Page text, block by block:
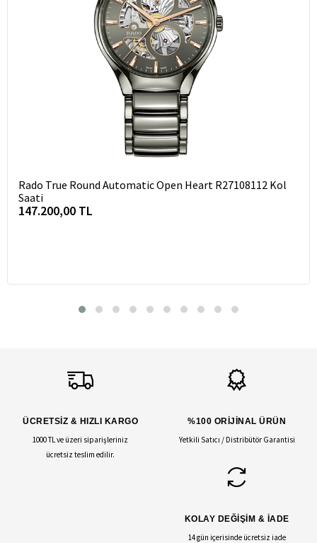
Rado True Round Automatic Open Heart R27108112 Kol
Saati
147.200,00 TL
ÜCRETSİZ & HIZLI KARGO
1000 TL ve üzeri siparişleriniz
ücretsiz teslim edilir.
%100 ORİJİNAL ÜRÜN
Yetkili Satıcı / Distribütör Garantisi
KOLAY DEĞİŞİM & İADE
14 gün içerisinde ücretsiz iade